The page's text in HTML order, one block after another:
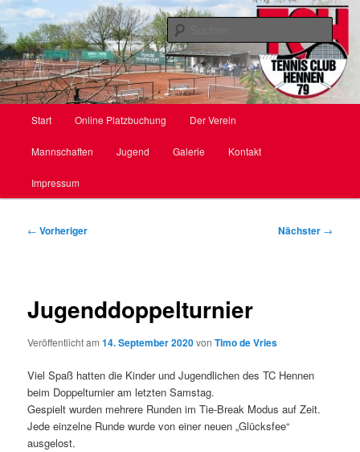
Zum
primären
Inhalt
springenTC Hennen e. V.
Start Online Platzbuchung Der Verein
Mannschaften Jugend Galerie Kontakt
Impressum
Beitragsnavigation
← Vorheriger Nächster →
Jugenddoppelturnier
Veröffentlicht am14. September 2020vonTimo de Vries
Viel Spaß hatten die Kinder und Jugendlichen des TC Hennen
beim Doppelturnier am letzten Samstag.
Gespielt wurden mehrere Runden im Tie-Break Modus auf Zeit.
Jede einzelne Runde wurde von einer neuen „Glücksfee“
ausgelost.